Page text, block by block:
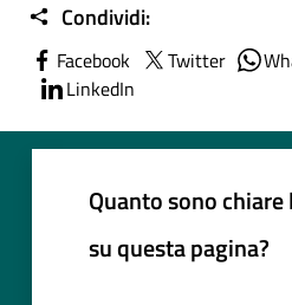
Condividi:
Facebook Twitter
LinkedIn
Quanto sono
su questa pagina?